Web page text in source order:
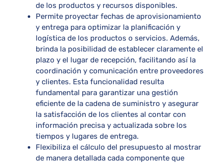
de los productos y recursos disponibles.
Permite proyectar fechas de aprovisionamiento
y entrega para optimizar la planificación y
logística de los productos o servicios. Además,
brinda la posibilidad de establecer claramente el
plazo y el lugar de recepción, facilitando así la
coordinación y comunicación entre proveedores
y clientes. Esta funcionalidad resulta
fundamental para garantizar una gestión
eficiente de la cadena de suministro y asegurar
la satisfacción de los clientes al contar con
información precisa y actualizada sobre los
tiempos y lugares de entrega.
Flexibiliza el cálculo del presupuesto al mostrar
de manera detallada cada componente que